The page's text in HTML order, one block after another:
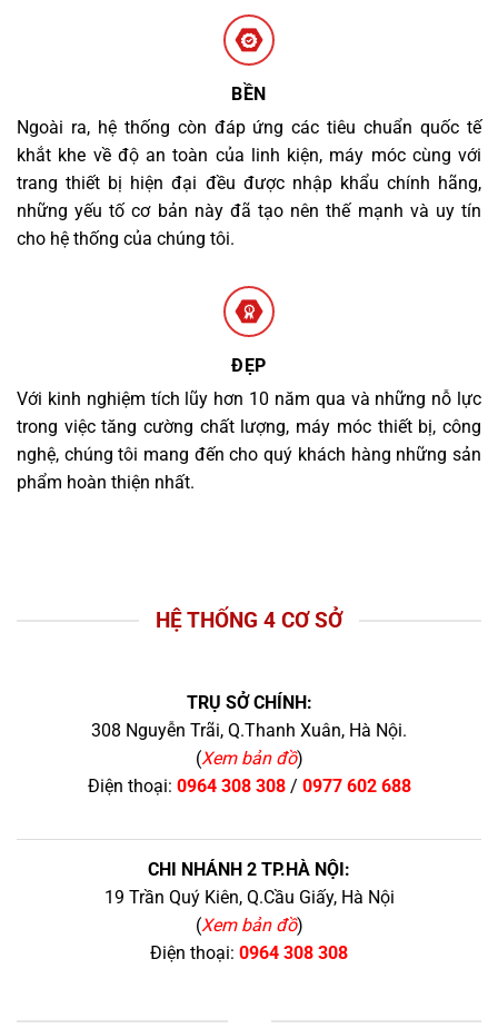
BỀN
Ngoài ra, hệ thống còn đáp ứng các tiêu chuẩn quốc tế
khắt khe về độ an toàn của linh kiện, máy móc cùng với
trang thiết bị hiện đại đều được nhập khẩu chính hãng,
những yếu tố cơ bản này đã tạo nên thế mạnh và uy tín
cho hệ thống của chúng tôi.
ĐẸP
Với kinh nghiệm tích lũy hơn 10 năm qua và những nỗ lực
trong việc tăng cường chất lượng, máy móc thiết bị, công
nghệ, chúng tôi mang đến cho quý khách hàng những sản
phẩm hoàn thiện nhất.
HỆ THỐNG 4 CƠ SỞ
TRỤ SỞ CHÍNH:
308 Nguyễn Trãi, Q.Thanh Xuân, Hà Nội.
(Xem bản đồ)
Điện thoại: 0964 308 308/ 0977 602 688
CHI NHÁNH 2 TP.HÀ NỘI:
19 Trần Quý Kiên, Q.Cầu Giấy, Hà Nội
(Xem bản đồ)
Điện thoại: 0964 308 308